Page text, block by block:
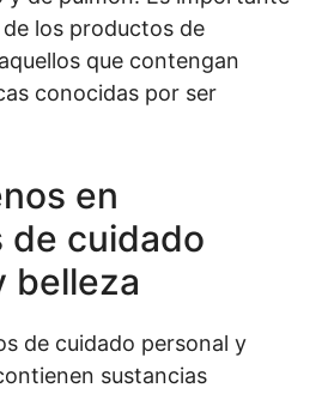
los productos de
que contengan
conocidas por ser
en
de cuidado
belleza
de cuidado personal y
sustancias